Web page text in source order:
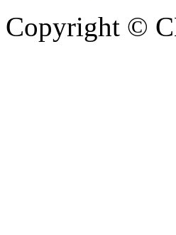
Copyright ©